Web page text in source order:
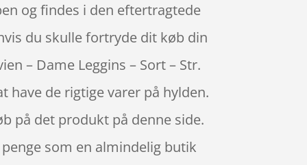
og findes i den eftertragtede
du skulle fortryde dit køb din
– Dame Leggins – Sort – Str.
have de rigtige varer på hylden.
på det produkt på denne side.
som en almindelig butik